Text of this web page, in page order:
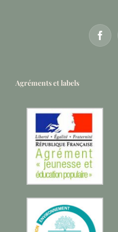
Agréments et labels